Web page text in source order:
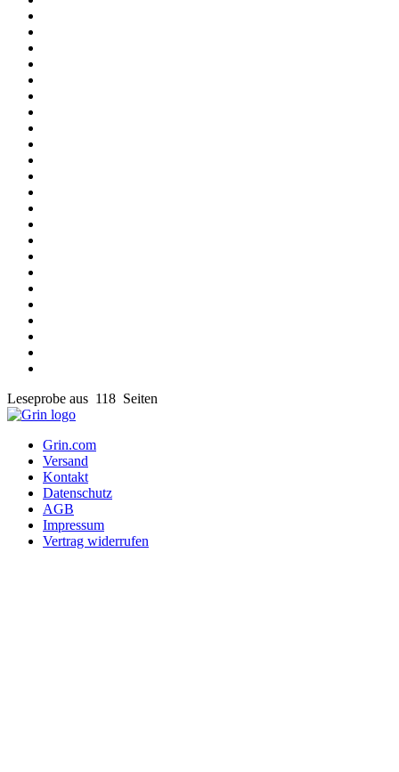
Leseprobe aus 118 Seiten
Grin.com
Versand
Kontakt
Datenschutz
AGB
Impressum
Vertrag widerrufen